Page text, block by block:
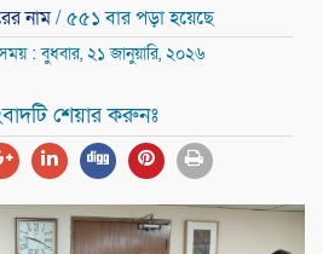
নাম/ ৫৫১ বার পড়া হয়েছে
: বুধবার, ২১ জানুয়ারি, ২০২৬
শেয়ার করুনঃ